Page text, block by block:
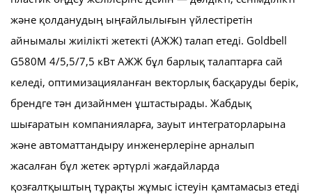
және қолданудың ыңғайлылығын үйлестіретін
айнымалы жиілікті жетекті (АЖЖ) талап етеді. Goldbell
G580M 4/5,5/7,5 кВт АЖЖ бұл барлық талаптарға сай
келеді, оптимизацияланған векторлық басқаруды берік,
брендге тән дизайнмен ұштастырады. Жабдық
шығаратын компанияларға, зауыт интеграторларына
және автоматтандыру инженерлеріне арналып
жасалған бұл жетек әртүрлі жағдайларда
қозғалтқыштың тұрақты жұмыс істеуін қамтамасыз етеді